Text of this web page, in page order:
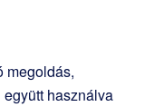
megoldás,
használva